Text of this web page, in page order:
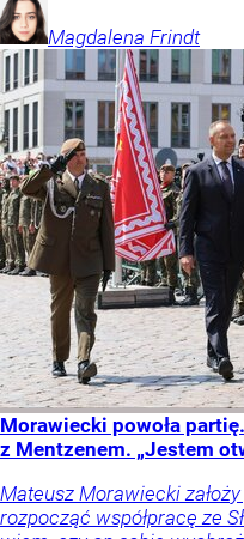
Magdalena Frindt
Morawiecki powoła
z Mentzenem. „Jestem
Mateusz Morawiecki
rozpocząć współpracę ze